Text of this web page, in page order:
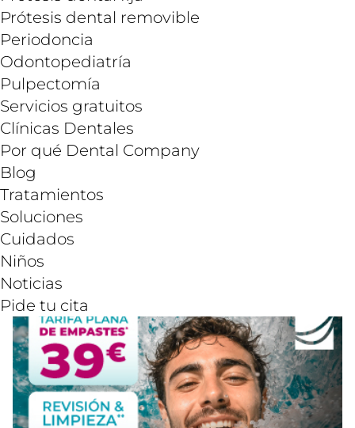
Prótesis dental removible
Periodoncia
Odontopediatría
Pulpectomía
Servicios gratuitos
Clínicas Dentales
Por qué Dental Company
Blog
Tratamientos
Soluciones
Cuidados
Niños
Noticias
Pide tu cita